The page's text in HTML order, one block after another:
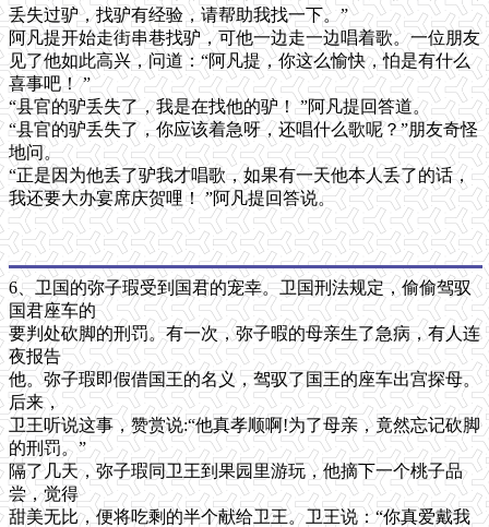
丢失过驴，找驴有经验，请帮助我找一下。”
阿凡提开始走街串巷找驴，可他一边走一边唱着歌。一位朋友
见了他如此高兴，问道：“阿凡提，你这么愉快，怕是有什么
喜事吧！ ”
“县官的驴丢失了，我是在找他的驴！ ”阿凡提回答道。
“县官的驴丢失了，你应该着急呀，还唱什么歌呢？”朋友奇怪
地问。
“正是因为他丢了驴我才唱歌，如果有一天他本人丢了的话，
我还要大办宴席庆贺哩！ ”阿凡提回答说。
6、卫国的弥子瑕受到国君的宠幸。卫国刑法规定，偷偷驾驭
国君座车的
要判处砍脚的刑罚。有一次，弥子暇的母亲生了急病，有人连
夜报告
他。弥子瑕即假借国王的名义，驾驭了国王的座车出宫探母。
后来，
卫王听说这事，赞赏说:“他真孝顺啊!为了母亲，竟然忘记砍脚
的刑罚。”
隔了几天，弥子瑕同卫王到果园里游玩，他摘下一个桃子品
尝，觉得
甜美无比，便将吃剩的半个献给卫王。卫王说：“你真爱戴我